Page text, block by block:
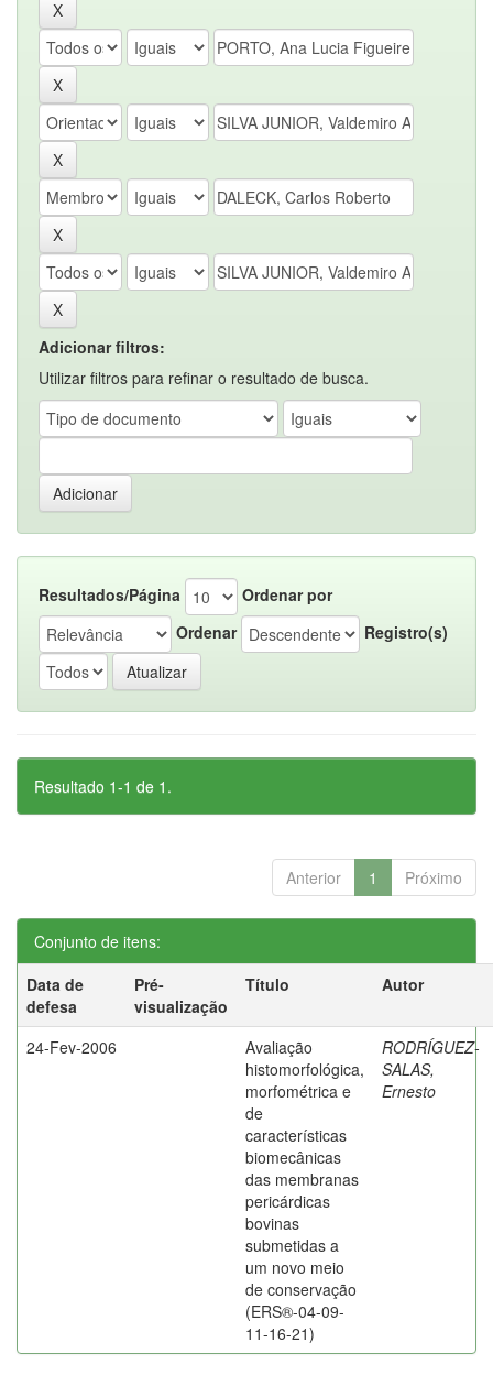
Adicionar filtros:
Utilizar filtros para refinar o resultado de busca.
Resultados/Página
Ordenar por
Ordenar
Registro(s)
Resultado 1-1 de 1.
Anterior 1 Próximo
Conjunto de itens:
Data de
defesa
Pré-
visualização
Título Autor
24-Fev-2006
Avaliação
histomorfológica,
morfométrica e
de
características
biomecânicas
das membranas
pericárdicas
bovinas
submetidas a
um novo meio
de conservação
(ERS®-04-09-
11-16-21)
RODRÍGUEZ-
SALAS,
Ernesto